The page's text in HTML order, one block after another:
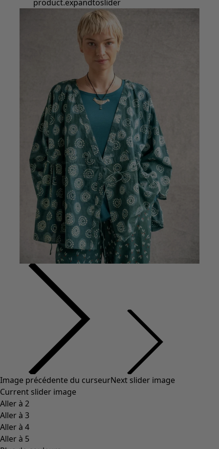
Vêtements hippies
Une mode scandinave
Superpositions
Des carreaux à foison
Vêtements bio
Un design suédois
Robes en jersey
Vêtements bohèmes
Des vêtements pour les soirées fraîches
Vêtements à motif
Coton biologique
Maillots de bain et vêtements de plage
Vêtements de fête
Collections
Dans l'univers du kimono
Monsoon
Étendues champêtres
Coimbatore